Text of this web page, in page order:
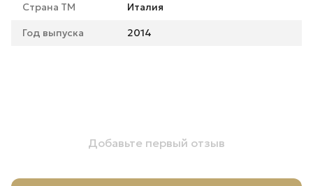
Страна ТМ Италия
Год выпуска 2014
Добавьте первый отзыв